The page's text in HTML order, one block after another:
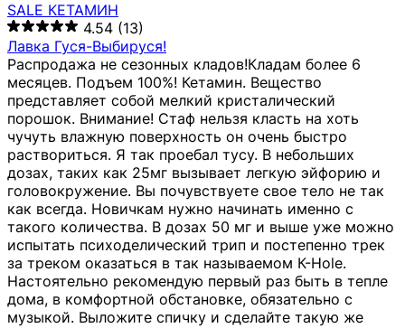
SALE КЕТАМИН
4.54 (13)
Лавка Гуся-Выбируся!
Распродажа не сезонных кладов!Кладам более 6
месяцев. Подъем 100%! Кетамин. Вещество
представляет собой мелкий кристалический
порошок. Внимание! Стаф нельзя класть на хоть
чучуть влажную поверхность он очень быстро
раствориться. Я так проебал тусу. В небольших
дозах, таких как 25мг вызывает легкую эйфорию и
головокружение. Вы почувствуете свое тело не так
как всегда. Новичкам нужно начинать именно с
такого количества. В дозах 50 мг и выше уже можно
испытать психоделический трип и постепенно трек
за треком оказаться в так называемом К-Hole.
Настоятельно рекомендую первый раз быть в тепле
дома, в комфортной обстановке, обязательно с
музыкой. Выложите спичку и сделайте такую же